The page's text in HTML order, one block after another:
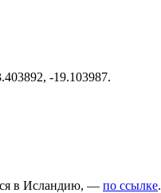
-19.103987.
в Исландию, — по ссылке.